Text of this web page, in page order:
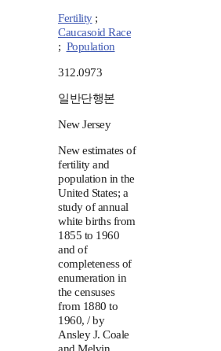
Fertility;
Caucasoid Race
; Population
312.0973
일반단행본
New Jersey
New estimates of
fertility and
population in the
United States; a
study of annual
white births from
1855 to 1960
and of
completeness of
enumeration in
the censuses
from 1880 to
1960, / by
Ansley J. Coale